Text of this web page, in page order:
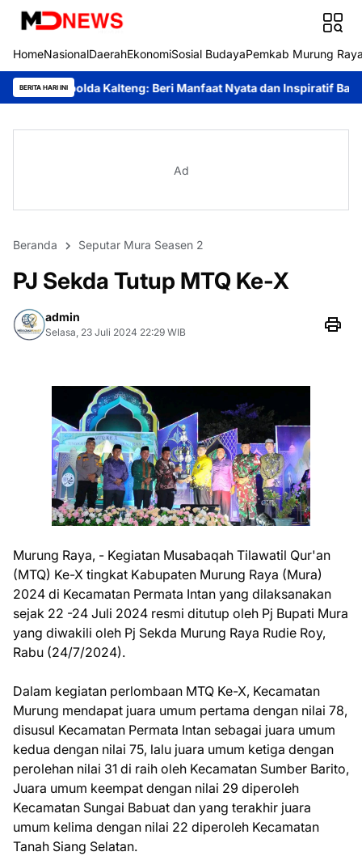
HomeNasionalDaerahEkonomiSosial BudayaPemkab Murung
BERITA HARI INI
Kalteng: Beri Manfaat Nyata dan Inspiratif Bagi Siswa di
Ad
Beranda Seputar Mura Seasen 2
PJ Sekda Tutup MTQ Ke-X
admin
Selasa, 23 Juli 2024 22:29 WIB
Murung Raya, - Kegiatan Musabaqah Tilawatil Qur'an
(MTQ) Ke-X tingkat Kabupaten Murung Raya (Mura)
2024 di Kecamatan Permata Intan yang dilaksanakan
sejak 22 -24 Juli 2024 resmi ditutup oleh Pj Bupati Mura
yang diwakili oleh Pj Sekda Murung Raya Rudie Roy,
Rabu (24/7/2024).
Dalam kegiatan perlombaan MTQ Ke-X, Kecamatan
Murung mendapat juara umum pertama dengan nilai 78,
disusul Kecamatan Permata Intan sebagai juara umum
kedua dengan nilai 75, lalu juara umum ketiga dengan
perolehan nilai 31 di raih oleh Kecamatan Sumber Barito,
Juara umum keempat dengan nilai 29 diperoleh
Kecamatan Sungai Babuat dan yang terakhir juara
umum kelima dengan nilai 22 diperoleh Kecamatan
Tanah Siang Selatan.